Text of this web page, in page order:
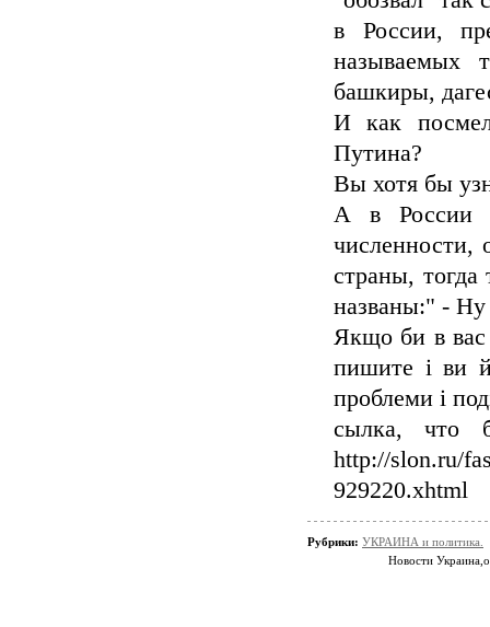
в России,
называемых
башкиры,
И как
Путина?
Вы хотя бы
А в России
численности,
страны, тогда
названы:" - Ну
Якщо би в вас
пишите і ви
проблеми і
сылка, что
http://slon.ru/
929220.xhtml
Рубрики: УКРАИНА и политика.
Новости